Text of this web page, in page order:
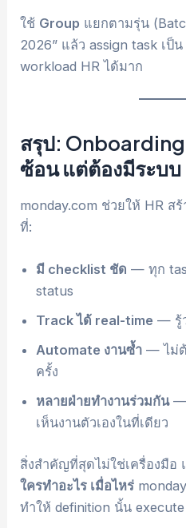
ใช้ Group แยกตามรุ่น
2026” แล้ว assign task เ
workload HR ได้มาก
สรุป:
ซ้อน แต่ต้องมีระบบ
monday.com ช่วยให้ HR ส
ที่:
มี checklist ชัด — ทุก
status
Track ได้ real-time — รู้
Automate งานซ้ำ — ไม่ต้
ครั้ง
หลายฝ่ายทำงานร่วมกัน—
เห็นงานตัวเองในที่เดียว
สิ่งสำคัญที่สุดไม่ใช่เครื่องมือ
ใครทำอะไร เมื่อไหร่
ทำให้ definition นั้น execute